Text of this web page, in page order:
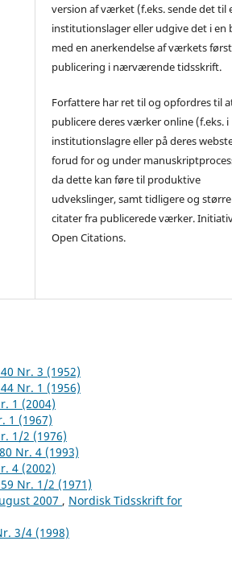
version af værket (f.eks. sende det til
institutionslager eller udgive det i en
med en anerkendelse af værkets
publicering i nærværende tidsskrift.
Forfattere har ret til og opfordres til
publicere deres værker online (f.eks. i
institutionslagre eller på deres
forud for og under
da dette kan føre til produktive
udvekslinger, samt tidligere og større
citater fra publicerede værker.
Open Citations.
Nr. 3 (1952)
Nr. 1 (1956)
1 (2004)
1 (1967)
1/2 (1976)
Nr. 4 (1993)
4 (2002)
Nr. 1/2 (1971)
2007 , Nordisk Tidsskrift for
3/4 (1998)